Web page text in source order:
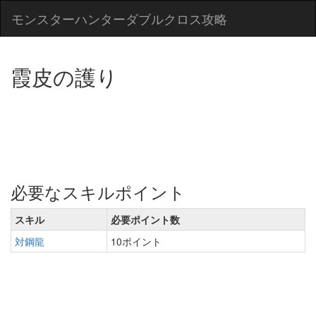
モンスターハンターダブルクロス攻略
霞皮の護り
必要なスキルポイント
スキル
必要ポイント数
対鋼龍
10ポイント